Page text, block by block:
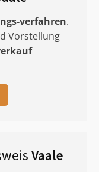
verfahren.
Vorstellung
Vaale